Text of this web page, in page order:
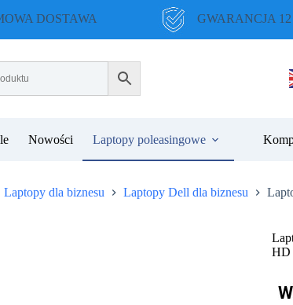
DOSTAWA GWARANCJA
Nowości Laptopy poleasingowe
Laptopy dla biznesu Laptopy Dell dla biznesu
HD